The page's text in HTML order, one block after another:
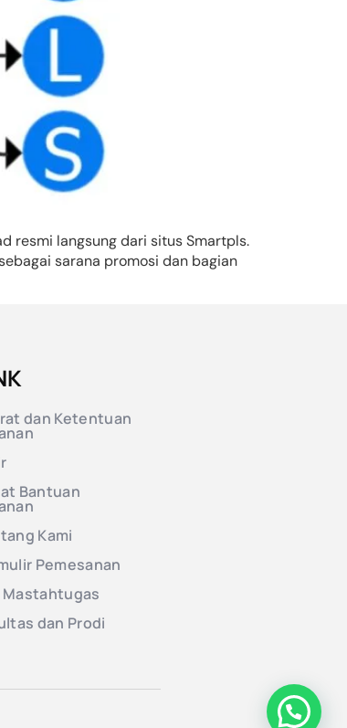
resmi langsung dari situs Smartpls.
sarana promosi dan bagian
dan Ketentuan
Bantuan
Kami
Pemesanan
Mastahtugas
dan Prodi